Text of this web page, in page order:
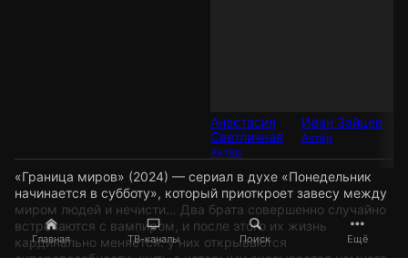
Главная ТВ-каналы Поиск Ещё
Анастасия
Светличная
Актёр
Иван Зайцев
Актёр
«Граница миров» (2024) — сериал в духе «Понедельник
начинается в субботу», который приоткроет завесу между
миром людей и нечисти… Два брата совершенно случайно
встречаются с вампиром, и после этого их жизнь
кардинально меняется: у них открываются